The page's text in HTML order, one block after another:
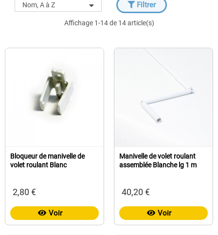
Nom, A à Z Filtrer
Affichage 1-14 de 14 article(s)
Bloqueur de manivelle de
volet roulant Blanc
2,80 €
Voir
Manivelle de volet roulant
assemblée Blanche lg 1 m
40,20 €
Voir